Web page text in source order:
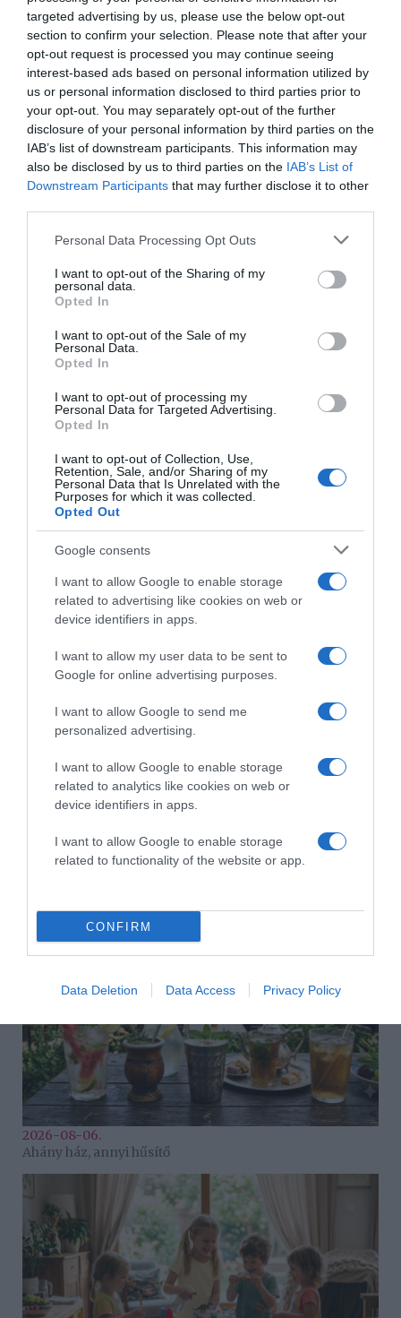
targeted advertising by us, please use the below opt-out
section to confirm your selection. Please note that after your
opt-out request is processed you may continue seeing
interest-based ads based on personal information utilized by
us or personal information disclosed to third parties prior to
your opt-out. You may separately opt-out of the further
disclosure of your personal information by third parties on the
IAB’s list of downstream participants. This information may
also be disclosed by us to third parties on the IAB’s List of
Downstream Participants that may further disclose it to other
Please note that this website/app uses one or more Google
not limited to your visit or usage behaviour. You may click to
grant or deny consent to Google and its third-party tags to
use your data for below specified purposes in below Google
consent section.
Personal Data Processing Opt Outs
I want to opt-out of the Sharing of my
personal data.
Opted In
I want to opt-out of the Sale of my
Personal Data.
Opted In
I want to opt-out of processing my
Personal Data for Targeted Advertising.
Opted In
I want to opt-out of Collection, Use,
Retention, Sale, and/or Sharing of my
Personal Data that Is Unrelated with the
Purposes for which it was collected.
Opted Out
Google consents
I want to allow Google to enable storage
related to advertising like cookies on web or
device identifiers in apps.
I want to allow my user data to be sent to
Google for online advertising purposes.
I want to allow Google to send me
personalized advertising.
I want to allow Google to enable storage
related to analytics like cookies on web or
device identifiers in apps.
I want to allow Google to enable storage
related to functionality of the website or app.
CONFIRM
Data Deletion Data Access Privacy Policy
megjelenik izomfeszültség, hideg láb, zsibbadás vagy
rejtélyes fájdalom formájában. A láb egyfajta
„elraktározó” – nem csoda, ha egy nyugtató lábfürdő
vagy masszázs után az ember teljesen másként érzi
magát!
Mit tehetsz a lábadért, és így önmagadért is?
Figyelj rájuk! Nézd meg a lábujjaid, a bőr állapotát, a
körmöket – mind üzenetet hordozhatnak.
sokat segít az egész testtartásodon.
Válassz kényelmes cipőt! A lábad hálás lesz érte, és hosszú
távon a gerinced is.
Talpmasszázs vagy reflexológia – akár otthon, akár
Megosztás:
Címkék: egészség,masszázs,talp,lábfej
testtérkép, reflexológia
HASONLÓ BEJEGYZÉSEK
2026-08-06.
2026-08-06.
Ahány ház, annyi hűsítő